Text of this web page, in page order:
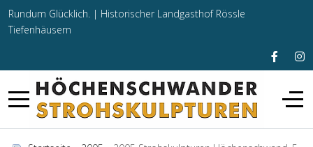
Rundum Glücklich. | Historischer Landgasthof Rössle
Tiefenhäusern